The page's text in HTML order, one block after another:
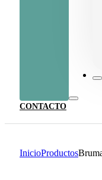
CONTACTO
InicioProductos